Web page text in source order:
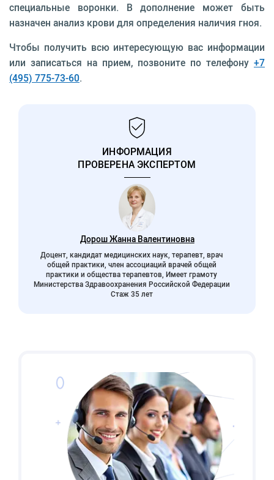
специальные воронки. В дополнение может быть
назначен анализ крови для определения наличия гноя.
Чтобы получить всю интересующую вас информации
или записаться на прием, позвоните по телефону +7
(495) 775-73-60.
ИНФОРМАЦИЯ
ПРОВЕРЕНА ЭКСПЕРТОМ
Дорош Жанна Валентиновна
Доцент, кандидат медицинских наук, терапевт, врач
общей практики, член ассоциаций врачей общей
практики и общества терапевтов, Имеет грамоту
Министерства Здравоохранения Российской Федерации
Стаж 35 лет